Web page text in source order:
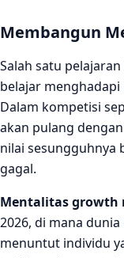
Membangun
Salah satu
belajar
Dalam kompetisi
akan pulang
nilai sesungguhnya
gagal.
Mentalitas growth
2026, di mana
menuntut individu